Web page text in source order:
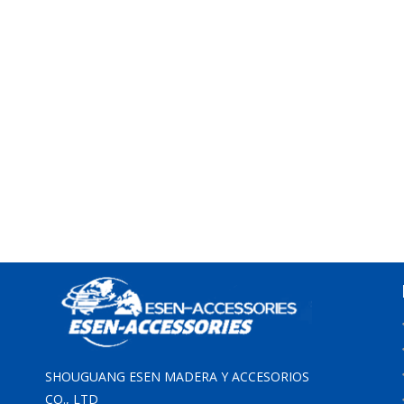
SHOUGUANG ESEN MADERA Y ACCESORIOS
CO., LTD